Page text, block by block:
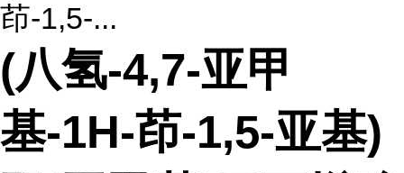
茚-1,5-...
(八氢-4,7-亚甲
基-1H-茚-1,5-亚基)